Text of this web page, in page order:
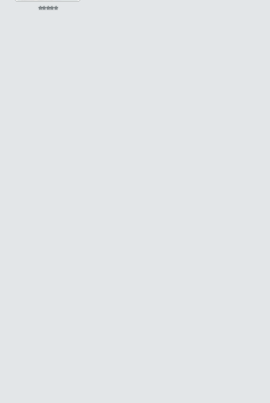
⭐⭐⭐⭐⭐